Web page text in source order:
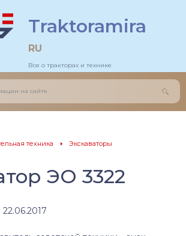
Traktoramira
RU
Все о тракторах и технике
техника Экскаваторы
ЭО 3322